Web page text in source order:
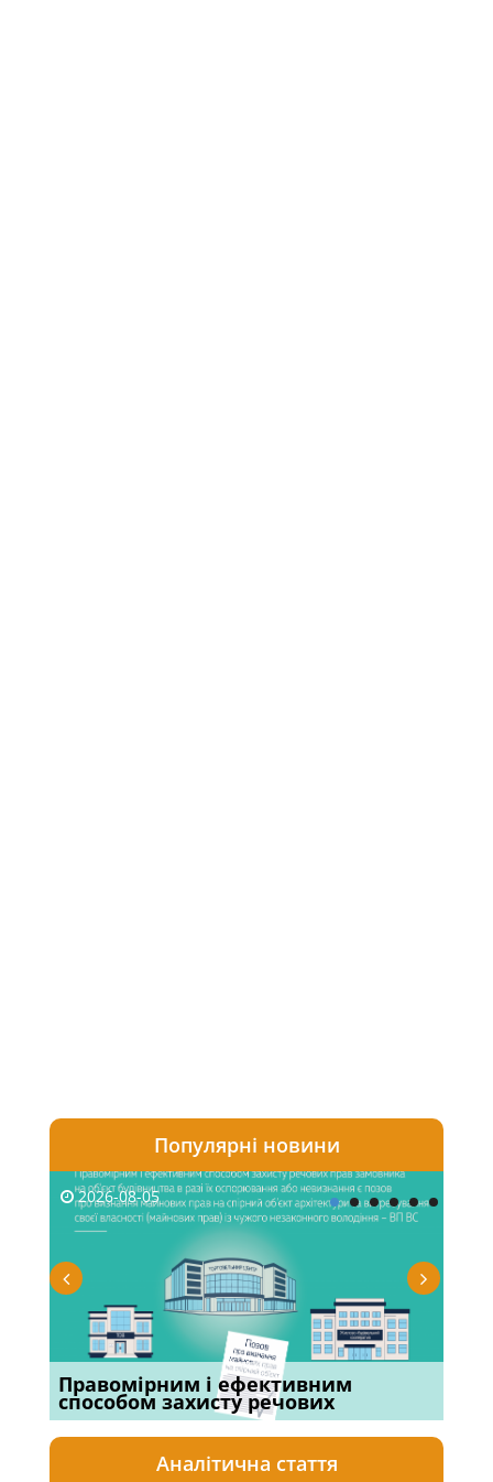
Популярні новини
2026-08-05
Правомірним і ефективним
способом захисту речових
Аналітична стаття